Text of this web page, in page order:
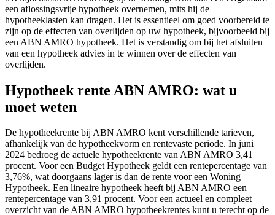
een aflossingsvrije hypotheek overnemen, mits hij de
hypotheeklasten kan dragen. Het is essentieel om goed voorbereid te
zijn op de effecten van overlijden op uw hypotheek, bijvoorbeeld bij
een ABN AMRO hypotheek. Het is verstandig om bij het afsluiten
van een hypotheek advies in te winnen over de effecten van
overlijden.
Hypotheek rente ABN AMRO: wat u
moet weten
De hypotheekrente bij ABN AMRO kent verschillende tarieven,
afhankelijk van de hypotheekvorm en rentevaste periode. In juni
2024 bedroeg de actuele hypotheekrente van ABN AMRO 3,41
procent. Voor een Budget Hypotheek geldt een rentepercentage van
3,76%, wat doorgaans lager is dan de rente voor een Woning
Hypotheek. Een lineaire hypotheek heeft bij ABN AMRO een
rentepercentage van 3,91 procent. Voor een actueel en compleet
overzicht van de ABN AMRO hypotheekrentes kunt u terecht op de